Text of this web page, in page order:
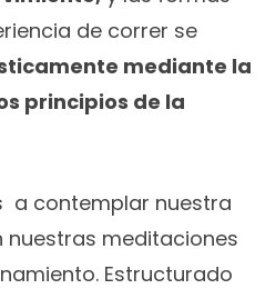
de correr se
mediante la
principios de la
a contemplar nuestra
meditaciones
Estructurado